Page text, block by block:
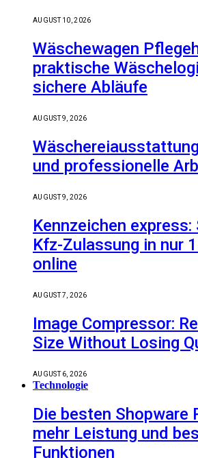
AUGUST 10, 2026
Wäschewagen
praktische
sichere Abläufe
AUGUST 9, 2026
und professionelle
AUGUST 9, 2026
Kennzeichen
Kfz-Zulassung in nur
online
AUGUST 7, 2026
Image Compressor:
Size Without Losing
AUGUST 6, 2026
Technologie
Die besten Shopware
mehr Leistung und
Funktionen